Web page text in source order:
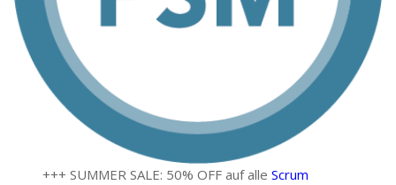
+++ SUMMER SALE: 50% OFF auf alleScrum